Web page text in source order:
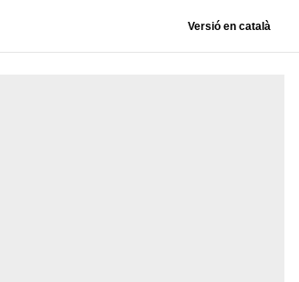
Versió en català